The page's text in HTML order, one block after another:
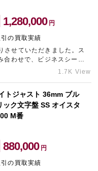
し込む
お届けします
1,280,000 円
の買取実績
させていただきました。ス
合わせで、ビジネスシーン
使用されたとのことでした
ゾーン中野ブロードウェ
1.7K View
トジャスト 36mm ブル
ック文字盤 SS オイスタ
M番
880,000 円
の買取実績